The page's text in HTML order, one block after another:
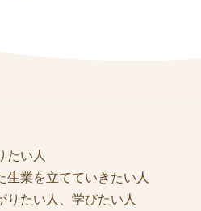
たい人
生業を立てていきたい人
りたい人、学びたい人